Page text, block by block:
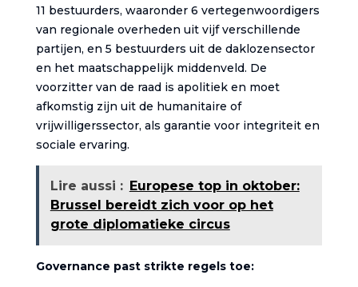
11 bestuurders, waaronder 6 vertegenwoordigers
van regionale overheden uit vijf verschillende
partijen, en 5 bestuurders uit de daklozensector
en het maatschappelijk middenveld. De
voorzitter van de raad is apolitiek en moet
afkomstig zijn uit de humanitaire of
vrijwilligerssector, als garantie voor integriteit en
sociale ervaring.
Lire aussi : Europese top in oktober:
Brussel bereidt zich voor op het
grote diplomatieke circus
Governance past strikte regels toe: